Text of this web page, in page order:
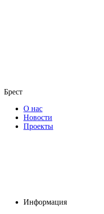
Брест
О нас
Новости
Проекты
Информация